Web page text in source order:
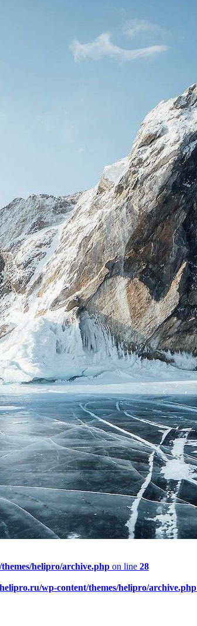
helipro/archive.php on line 28
wp-content/themes/helipro/archive.php